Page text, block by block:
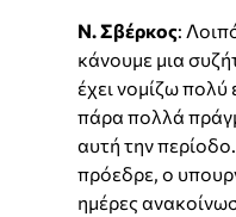
Ν. Σβέρκος:
κάνουμε μια
έχει νομίζω πολύ
πάρα πολλά
αυτή την
πρόεδρε, ο
ημέρες